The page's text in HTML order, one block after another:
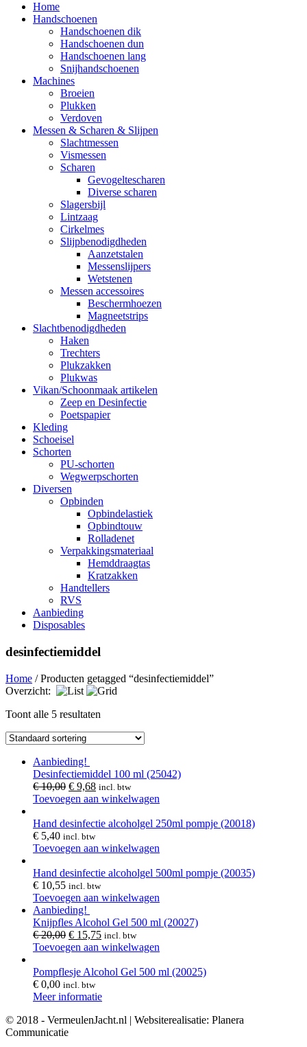
Home
Handschoenen
Handschoenen dik
Handschoenen dun
Handschoenen lang
Snijhandschoenen
Machines
Broeien
Plukken
Verdoven
Messen & Scharen & Slijpen
Slachtmessen
Vismessen
Scharen
Gevogeltescharen
Diverse scharen
Slagersbijl
Lintzaag
Cirkelmes
Slijpbenodigdheden
Aanzetstalen
Messenslijpers
Wetstenen
Messen accessoires
Beschermhoezen
Magneetstrips
Slachtbenodigdheden
Haken
Trechters
Plukzakken
Plukwas
Vikan/Schoonmaak artikelen
Zeep en Desinfectie
Poetspapier
Kleding
Schoeisel
Schorten
PU-schorten
Wegwerpschorten
Diversen
Opbinden
Opbindelastiek
Opbindtouw
Rolladenet
Verpakkingsmateriaal
Hemddraagtas
Kratzakken
Handtellers
RVS
Aanbieding
Disposables
desinfectiemiddel
Home / Producten getagged “desinfectiemiddel”
Overzicht:
Toont alle 5 resultaten
Aanbieding!
Desinfectiemiddel 100 ml (25042)
€10,00 € 9,68 incl. btw
Toevoegen aan winkelwagen
Hand desinfectie alcoholgel 250ml pompje (20018)
€ 5,40 incl. btw
Toevoegen aan winkelwagen
Hand desinfectie alcoholgel 500ml pompje (20035)
€ 10,55 incl. btw
Toevoegen aan winkelwagen
Aanbieding!
Knijpfles Alcohol Gel 500 ml (20027)
€20,00 € 15,75 incl. btw
Toevoegen aan winkelwagen
Pompflesje Alcohol Gel 500 ml (20025)
€ 0,00 incl. btw
Meer informatie
© 2018 - VermeulenJacht.nl | Websiterealisatie: Planera
Communicatie